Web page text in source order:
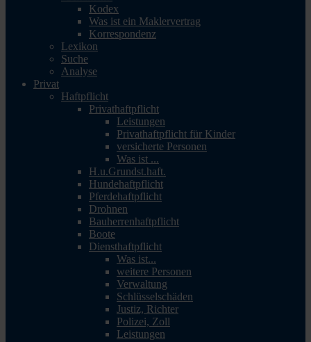
Kodex
Was ist ein Maklervertrag
Korrespondenz
Lexikon
Suche
Analyse
Privat
Haftpflicht
Privathaftpflicht
Leistungen
Privathaftpflicht für Kinder
versicherte Personen
Was ist ...
H.u.Grundst.haft.
Hundehaftpflicht
Pferdehaftpflicht
Drohnen
Bauherrenhaftpflicht
Boote
Diensthaftpflicht
Was ist...
weitere Personen
Verwaltung
Schlüsselschäden
Justiz, Richter
Polizei, Zoll
Leistungen